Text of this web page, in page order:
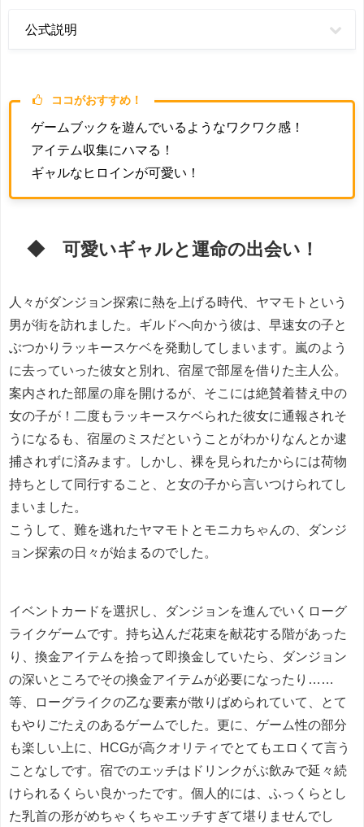
公式説明
ココがおすすめ！
ゲームブックを遊んでいるようなワクワク感！
アイテム収集にハマる！
ギャルなヒロインが可愛い！
◆ 可愛いギャルと運命の出会い！
人々がダンジョン探索に熱を上げる時代、ヤマモトという
男が街を訪れました。ギルドへ向かう彼は、早速女の子と
ぶつかりラッキースケベを発動してしまいます。嵐のよう
に去っていった彼女と別れ、宿屋で部屋を借りた主人公。
案内された部屋の扉を開けるが、そこには絶賛着替え中の
女の子が！二度もラッキースケベられた彼女に通報されそ
うになるも、宿屋のミスだということがわかりなんとか逮
捕されずに済みます。しかし、裸を見られたからには荷物
持ちとして同行すること、と女の子から言いつけられてし
まいました。
こうして、難を逃れたヤマモトとモニカちゃんの、ダンジ
ョン探索の日々が始まるのでした。
イベントカードを選択し、ダンジョンを進んでいくローグ
ライクゲームです。持ち込んだ花束を献花する階があった
り、換金アイテムを拾って即換金していたら、ダンジョン
の深いところでその換金アイテムが必要になったり……
等、ローグライクの乙な要素が散りばめられていて、とて
もやりごたえのあるゲームでした。更に、ゲーム性の部分
も楽しい上に、HCGが高クオリティでとてもエロくて言う
ことなしです。宿でのエッチはドリンクがぶ飲みで延々続
けられるくらい良かったです。個人的には、ふっくらとし
た乳首の形がめちゃくちゃエッチすぎて堪りませんでし